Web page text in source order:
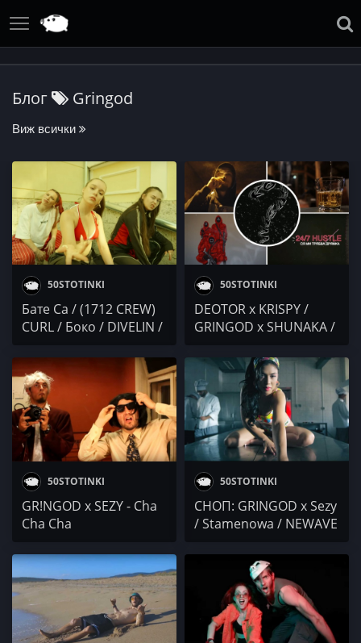
Блог Gringod
Виж всички
50STOTINKI
Бате Са / (1712 CREW)
CURL / Боко / DIVELIN /
DOUBLE TROUBLE /
Kevin Kostov x THE
CENTER / C3K0U x
Секта x Gringod
50STOTINKI
DEOTOR x KRISPY /
GRINGOD x SHUNAKA /
x SMILE / DSD
MoneyMitch / SAMI /
Supers4upen
50STOTINKI
GR!NGOD x SEZY - Cha
Cha Cha
50STOTINKI
СНОП: GRINGOD x Sezy
/ Stamenowa / NEWAVE
(СкандаУ)